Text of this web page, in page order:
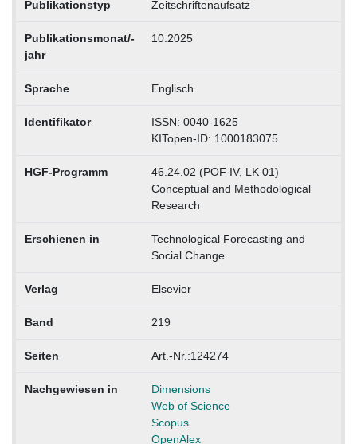
Publikationstyp Zeitschriftenaufsatz
Publikationsmonat/-
jahr
10.2025
Sprache Englisch
Identifikator
ISSN: 0040-1625
KITopen-ID: 1000183075
HGF-Programm
46.24.02 (POF IV, LK 01)
Conceptual and Methodological
Research
Erschienen in
Technological Forecasting and
Social Change
Verlag Elsevier
Band 219
Seiten Art.-Nr.:124274
Nachgewiesen in
Dimensions
Web of Science
Scopus
OpenAlex